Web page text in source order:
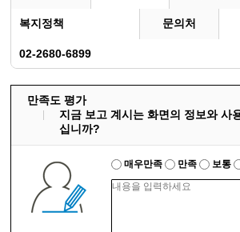
복지정책 문의처
02-2680-6899
만족도 평가
지금 보고 계시는 화면의 정보와 사
십니까?
매우만족 만족 보통